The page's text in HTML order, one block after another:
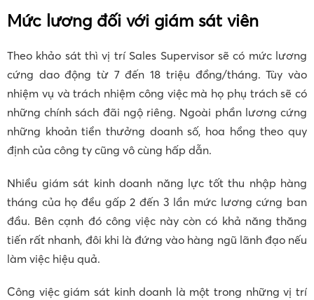
Mức lương đối với giám sát viên
Theo khảo sát thì vị trí Sales Supervisor sẽ có mức lương
cứng dao động từ 7 đến 18 triệu đồng/tháng. Tùy vào
nhiệm vụ và trách nhiệm công việc mà họ phụ trách sẽ có
những chính sách đãi ngộ riêng. Ngoài phần lương cứng
những khoản tiền thưởng doanh số, hoa hồng theo quy
định của công ty cũng vô cùng hấp dẫn.
Nhiều giám sát kinh doanh năng lực tốt thu nhập hàng
tháng của họ đều gấp 2 đến 3 lần mức lương cứng ban
đầu. Bên cạnh đó công việc này còn có khả năng thăng
tiến rất nhanh, đôi khi là đứng vào hàng ngũ lãnh đạo nếu
làm việc hiệu quả.
Công việc giám sát kinh doanh là một trong những vị trí